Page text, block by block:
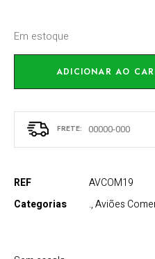
Em estoque
ADICIONAR AO
REF
AVCOM19
Categorias
.,Aviões